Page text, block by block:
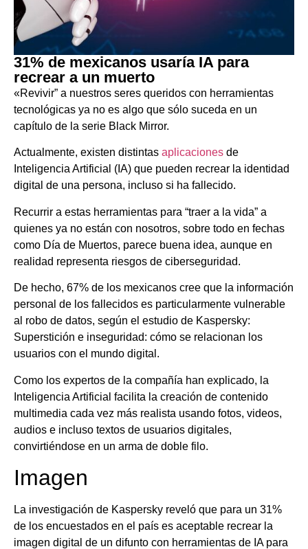
31% de mexicanos usaría IA para
recrear a un muerto
«Revivir” a nuestros seres queridos con herramientas
tecnológicas ya no es algo que sólo suceda en un
capítulo de la serie Black Mirror.
Actualmente, existen distintas aplicaciones de
Inteligencia Artificial (IA) que pueden recrear la identidad
digital de una persona, incluso si ha fallecido.
Recurrir a estas herramientas para “traer a la vida” a
quienes ya no están con nosotros, sobre todo en fechas
como Día de Muertos, parece buena idea, aunque en
realidad representa riesgos de ciberseguridad.
De hecho, 67% de los mexicanos cree que la información
personal de los fallecidos es particularmente vulnerable
al robo de datos, según el estudio de Kaspersky:
Superstición e inseguridad: cómo se relacionan los
usuarios con el mundo digital.
Como los expertos de la compañía han explicado, la
Inteligencia Artificial facilita la creación de contenido
multimedia cada vez más realista usando fotos, videos,
audios e incluso textos de usuarios digitales,
convirtiéndose en un arma de doble filo.
Imagen
La investigación de Kaspersky reveló que para un 31%
de los encuestados en el país es aceptable recrear la
imagen digital de un difunto con herramientas de IA para